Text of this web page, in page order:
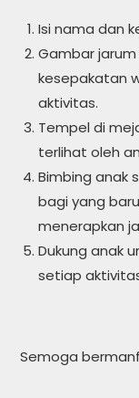
Isi nama dan
Gambar
kesepakatan
aktivitas.
Tempel di
terlihat oleh
Bimbing anak
bagi yang
menerapkan
Dukung anak
setiap
Semoga